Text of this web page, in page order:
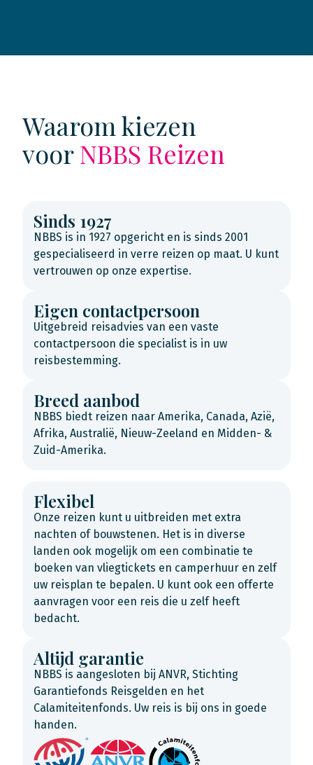
Waarom kiezen
voorNBBS Reizen
Sinds 1927
NBBS is in 1927 opgericht en is sinds 2001
gespecialiseerd in verre reizen op maat. U kunt
vertrouwen op onze expertise.
Eigen contactpersoon
Uitgebreid reisadvies van een vaste
contactpersoon die specialist is in uw
reisbestemming.
Breed aanbod
NBBS biedt reizen naar Amerika, Canada, Azië,
Afrika, Australië, Nieuw-Zeeland en Midden- &
Zuid-Amerika.
Flexibel
Onze reizen kunt u uitbreiden met extra
nachten of bouwstenen. Het is in diverse
landen ook mogelijk om een combinatie te
boeken van vliegtickets en camperhuur en zelf
uw reisplan te bepalen. U kunt ook een offerte
aanvragen voor een reis die u zelf heeft
bedacht.
Altijd garantie
NBBS is aangesloten bij ANVR, Stichting
Garantiefonds Reisgelden en het
Calamiteitenfonds. Uw reis is bij ons in goede
handen.